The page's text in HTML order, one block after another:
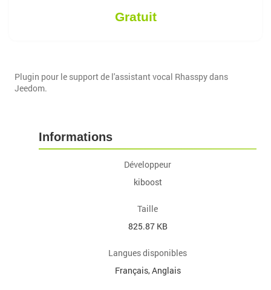
Gratuit
Plugin pour le support de l'assistant vocal Rhasspy dans
Jeedom.
Informations
Développeur
kiboost
Taille
825.87 KB
Langues disponibles
Français, Anglais